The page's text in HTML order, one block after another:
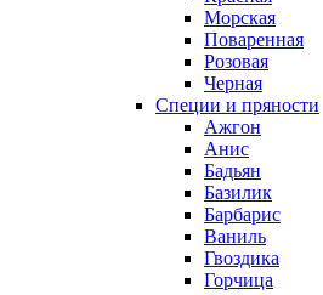
Морская
Поваренная
Розовая
Черная
Специи и пряности
Ажгон
Анис
Бадьян
Базилик
Барбарис
Ваниль
Гвоздика
Горчица